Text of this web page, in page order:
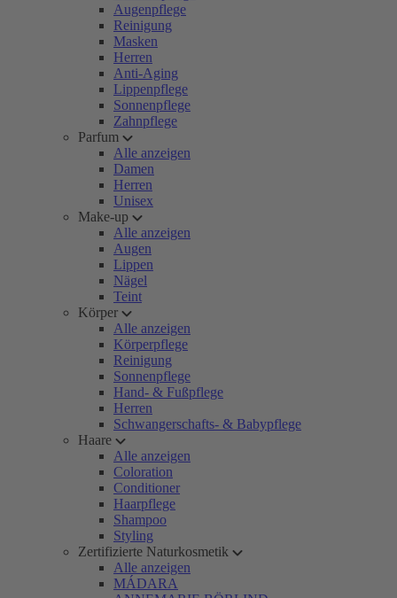
Augenpflege
Reinigung
Masken
Herren
Anti-Aging
Lippenpflege
Sonnenpflege
Zahnpflege
Parfum
Alle anzeigen
Damen
Herren
Unisex
Make-up
Alle anzeigen
Augen
Lippen
Nägel
Teint
Körper
Alle anzeigen
Körperpflege
Reinigung
Sonnenpflege
Hand- & Fußpflege
Herren
Schwangerschafts- & Babypflege
Haare
Alle anzeigen
Coloration
Conditioner
Haarpflege
Shampoo
Styling
Zertifizierte Naturkosmetik
Alle anzeigen
MÁDARA